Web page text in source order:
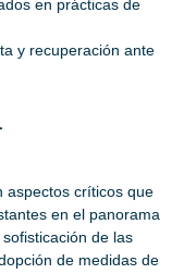
en prácticas de
y recuperación ante
aspectos críticos que
en el panorama
de las
de medidas de